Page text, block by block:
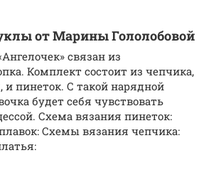
от Марины Гололобовой
связан из
Комплект состоит из чепчика,
и пинеток. С такой нарядной
будет себя чувствовать
Схема вязания пинеток:
Схемы вязания чепчика: